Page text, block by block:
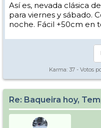
Así es, nevada clásica
para viernes y sábado.
noche. Fácil +50cm en
Karma: 37 - Votos
Re: Baqueira hoy,